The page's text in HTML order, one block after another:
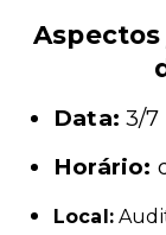
Data: 3/7
Horário:
Local: